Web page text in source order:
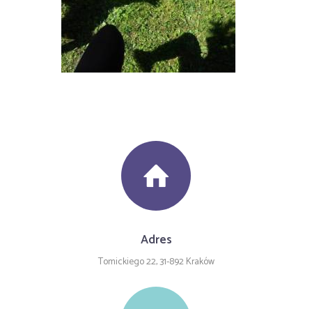
Adres
Tomickiego 22, 31-892 Kraków